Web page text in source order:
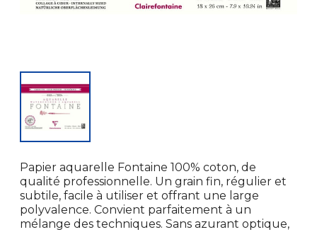
Papier aquarelle Fontaine 100% coton, de
qualité professionnelle. Un grain fin, régulier et
subtile, facile à utiliser et offrant une large
polyvalence. Convient parfaitement à un
mélange des techniques. Sans azurant optique,